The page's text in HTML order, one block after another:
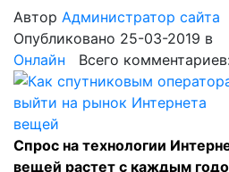
Автор Администратор сайта
Опубликовано 25-03-2019 в
Онлайн Всего
Спрос на технологии
вещей растет с каждым